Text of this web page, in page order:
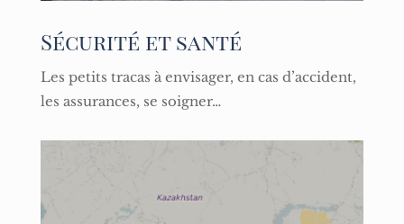
Sécurité et santé
Les petits tracas à envisager, en cas d’accident,
les assurances, se soigner…